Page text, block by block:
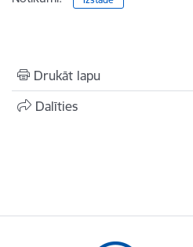
Drukāt lapu
Dalīties